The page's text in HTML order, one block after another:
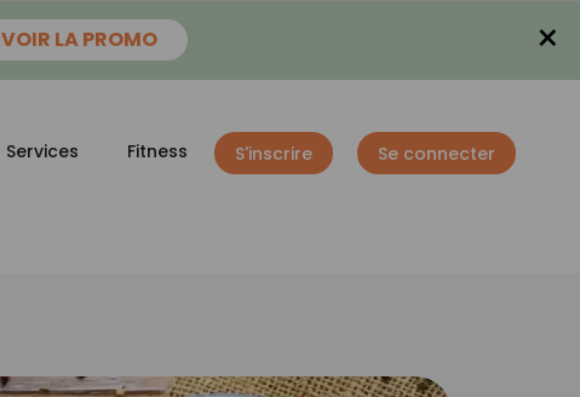
VOIR LA PROMO ×
Services Fitness S'inscrire Se connecter